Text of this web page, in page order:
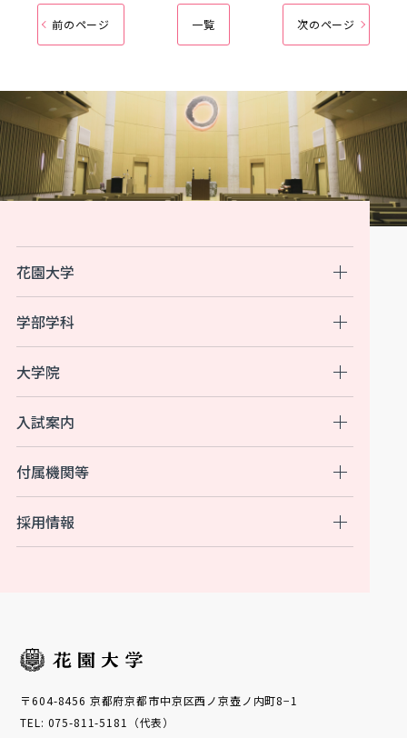
前のページ 一覧 次のページ
花園大学
入試案内
付属機関等
学部学科
大学院
採用情報
〒604-8456 京都府京都市中京区西ノ京壺ノ内町8−1
TEL: 075-811-5181（代表）